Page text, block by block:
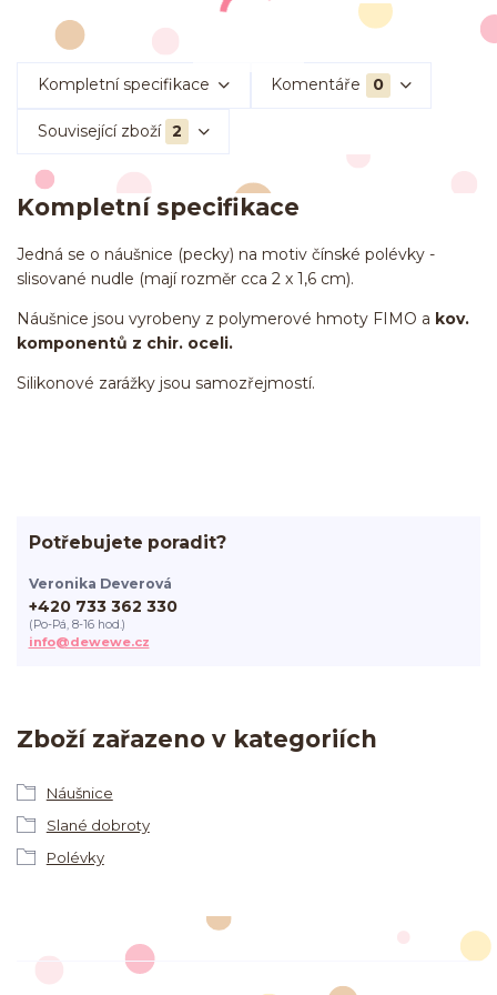
Kompletní specifikace Komentáře 0
Související zboží 2
Kompletní specifikace
Jedná se o náušnice (pecky) na motiv čínské polévky -
slisované nudle (mají rozměr cca 2 x 1,6 cm).
Náušnice jsou vyrobeny z polymerové hmoty FIMO a kov.
komponentů z chir. oceli.
Silikonové zarážky jsou samozřejmostí.
Zboží zařazeno v kategoriích
Náušnice
Slané dobroty
Polévky
Potřebujete poradit?
Veronika Deverová
+420 733 362 330
(Po-Pá, 8-16 hod.)
info@dewewe.cz